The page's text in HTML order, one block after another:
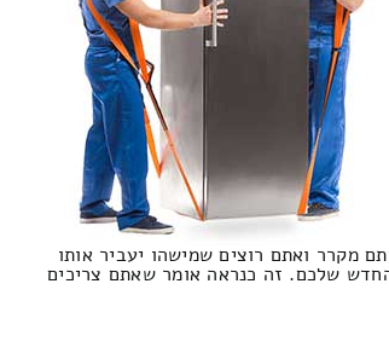
מקרר ואתם רוצים שמישהו יעביר אותו
שלכם. זה כנראה אומר שאתם צריכים